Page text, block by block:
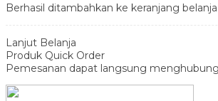
Berhasil ditambahkan ke keranjang belanja
Lanjut Belanja
Produk Quick Order
Pemesanan dapat langsung